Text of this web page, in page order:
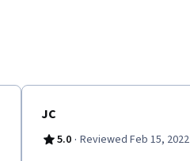
JC
5.0 · Reviewed Feb 15, 2022